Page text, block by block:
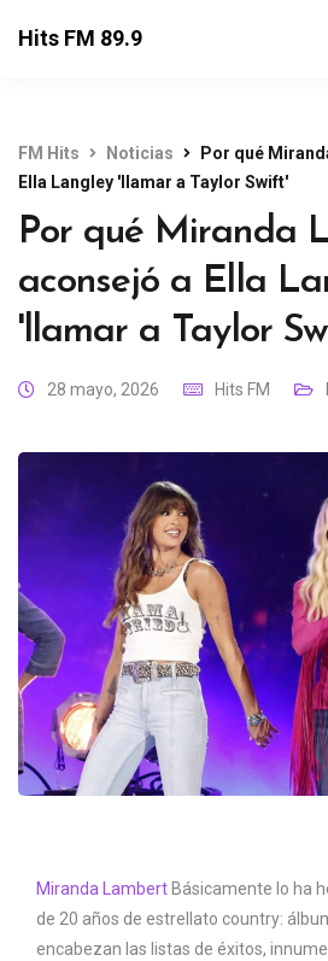
Hits FM 89.9
FM Hits Noticias
Por qué
Ella Langley 'llamar a Taylor Swift'
Por qué Miranda
aconsejó a Ella
'llamar a Taylor
28 mayo, 2026 Hits FM
Miranda Lambert Básicamente lo ha
de 20 años de estrellato country:
encabezan las listas de éxitos,